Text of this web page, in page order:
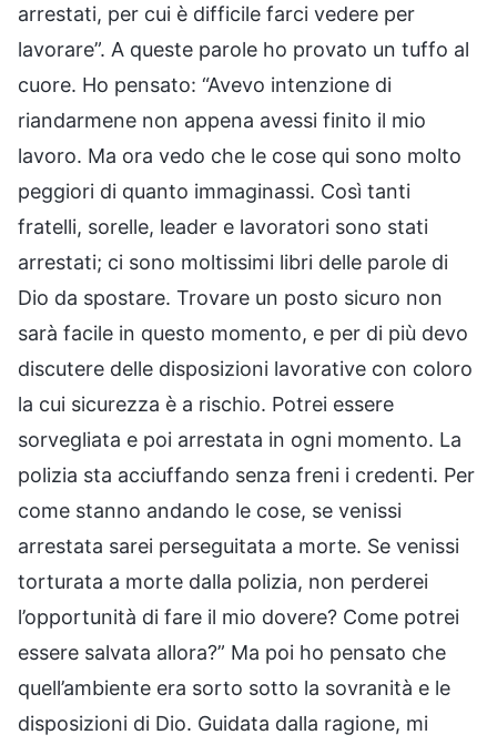
arrestati, per cui è difficile farci vedere per
lavorare”. A queste parole ho provato un tuffo al
cuore. Ho pensato: “Avevo intenzione di
riandarmene non appena avessi finito il mio
lavoro. Ma ora vedo che le cose qui sono molto
peggiori di quanto immaginassi. Così tanti
fratelli, sorelle, leader e lavoratori sono stati
arrestati; ci sono moltissimi libri delle parole di
Dio da spostare. Trovare un posto sicuro non
sarà facile in questo momento, e per di più devo
discutere delle disposizioni lavorative con coloro
la cui sicurezza è a rischio. Potrei essere
sorvegliata e poi arrestata in ogni momento. La
polizia sta acciuffando senza freni i credenti. Per
come stanno andando le cose, se venissi
arrestata sarei perseguitata a morte. Se venissi
torturata a morte dalla polizia, non perderei
l’opportunità di fare il mio dovere? Come potrei
essere salvata allora?” Ma poi ho pensato che
quell’ambiente era sorto sotto la sovranità e le
disposizioni di Dio. Guidata dalla ragione, mi